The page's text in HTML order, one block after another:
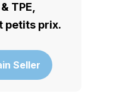
TPE,
petits prix.
Seller